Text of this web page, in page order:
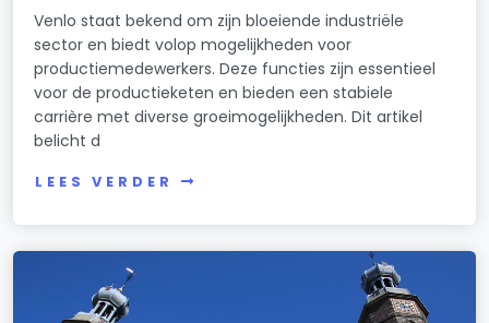
Venlo staat bekend om zijn bloeiende industriële
sector en biedt volop mogelijkheden voor
productiemedewerkers. Deze functies zijn essentieel
voor de productieketen en bieden een stabiele
carrière met diverse groeimogelijkheden. Dit artikel
belicht d
LEES VERDER